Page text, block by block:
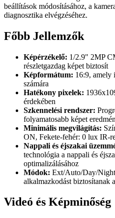
beállítások módosításához, a
diagnosztika elvégzéséhez.
Főbb Jellemzők
Képérzékelő: 1/2.9" 2MP
részletgazdag képet biztosít
Képformátum: 16:9, amely
számára
Hatékony pixelek:
érdekében
Szkennelési rendszer:
folyamatosabb képet
Minimális megvilágítás:
ON, Fekete-fehér: 0 lux IR-
Nappali és éjszakai
technológia a nappali és
optimalizálásához
Módok: Ext/Auto/Day/
alkalmazkodást biztosítanak
Videó és Képminőség